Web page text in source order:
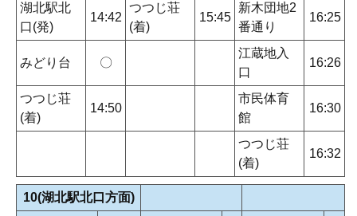
湖北駅北
口(発)
14:42
つつじ荘
(着)
15:45
新木団地2
番通り
16:25
みどり台 〇
江蔵地入
口
16:26
つつじ荘
(着)
14:50
市民体育
館
16:30
つつじ荘
(着)
16:32
10(湖北駅北口方面)